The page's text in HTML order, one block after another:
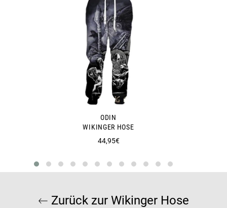
ODIN
WIKINGER HOSE
Normaler
44,95€
Zurück zur Wikinger Hose